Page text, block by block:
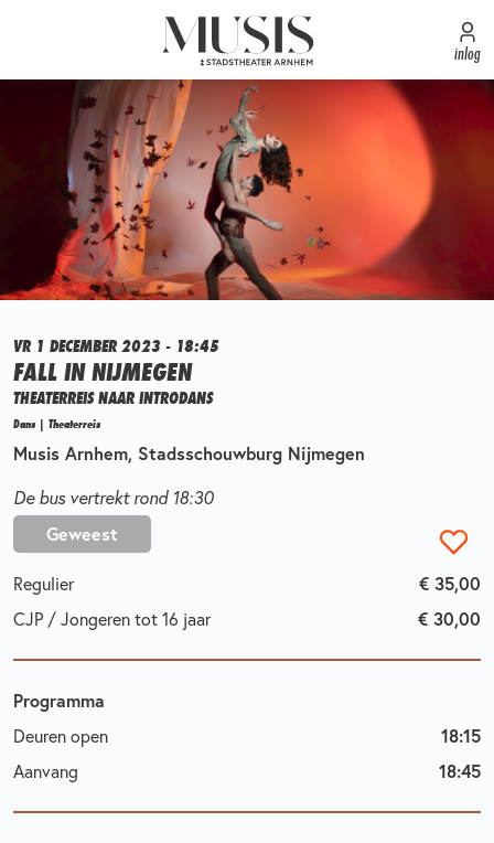
inlog
VR 1 DECEMBER 2023 - 18:45
FALL IN NIJMEGEN
THEATERREIS NAAR INTRODANS
Dans | Theaterreis
Musis Arnhem, Stadsschouwburg Nijmegen
De bus vertrekt rond 18:30
Geweest
Regulier
€ 35,00
CJP / Jongeren tot 16 jaar
€ 30,00
Programma
Deuren open
Aanvang
18:15
18:45